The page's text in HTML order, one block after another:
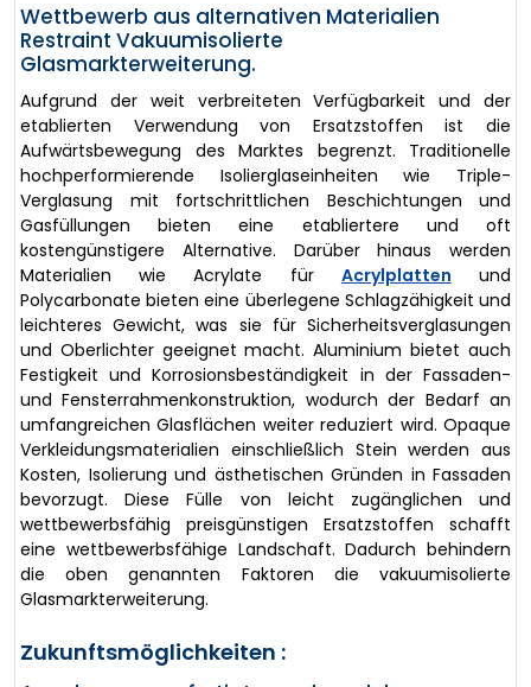
Wettbewerb aus alternativen Materialien
Restraint Vakuumisolierte
Glasmarkterweiterung.
Aufgrund der weit verbreiteten Verfügbarkeit und der
etablierten Verwendung von Ersatzstoffen ist die
Aufwärtsbewegung des Marktes begrenzt. Traditionelle
hochperformierende Isolierglaseinheiten wie Triple-
Verglasung mit fortschrittlichen Beschichtungen und
Gasfüllungen bieten eine etabliertere und oft
kostengünstigere Alternative. Darüber hinaus werden
Materialien wie Acrylate für Acrylplatten und
Polycarbonate bieten eine überlegene Schlagzähigkeit und
leichteres Gewicht, was sie für Sicherheitsverglasungen
und Oberlichter geeignet macht. Aluminium bietet auch
Festigkeit und Korrosionsbeständigkeit in der Fassaden-
und Fensterrahmenkonstruktion, wodurch der Bedarf an
umfangreichen Glasflächen weiter reduziert wird. Opaque
Verkleidungsmaterialien einschließlich Stein werden aus
Kosten, Isolierung und ästhetischen Gründen in Fassaden
bevorzugt. Diese Fülle von leicht zugänglichen und
wettbewerbsfähig preisgünstigen Ersatzstoffen schafft
eine wettbewerbsfähige Landschaft. Dadurch behindern
die oben genannten Faktoren die vakuumisolierte
Glasmarkterweiterung.
Zukunftsmöglichkeiten :